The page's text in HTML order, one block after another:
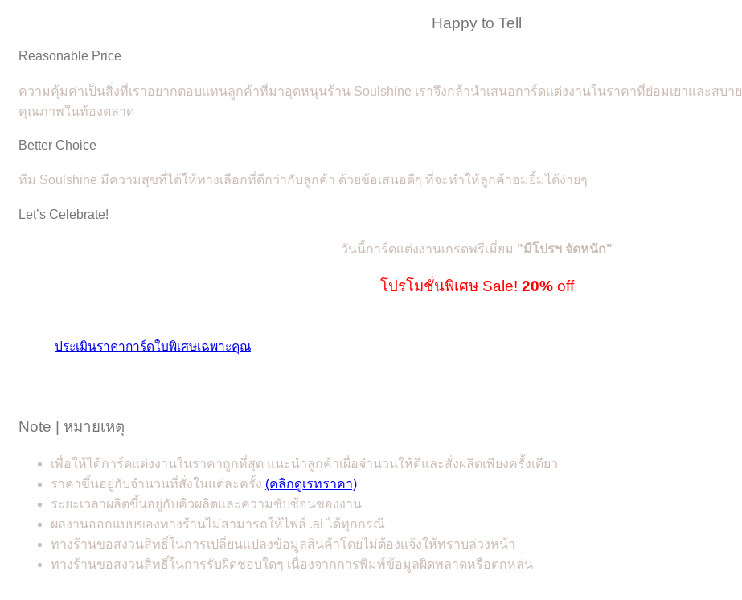
Happy to Tell
Reasonable Price
ความคุ้มค่าเป็นสิ่งที่เราอยากตอบแทนลูกค้าที่มาอุดหนุนร้าน Soulshine เราจึงกล้านำเสนอการ์ดแต่งงานในราคาที่ย่อมเยาและสบาย
คุณภาพในท้องตลาด
Better Choice
ทีม Soulshine มีความสุขที่ได้ให้ทางเลือกที่ดีกว่ากับลูกค้า ด้วยข้อเสนอดีๆ ที่จะทำให้ลูกค้าอมยิ้มได้ง่ายๆ
Let’s Celebrate!
วันนี้การ์ดแต่งงานเกรดพรีเมี่ยม "มีโปรฯ จัดหนัก"
โปรโมชั่นพิเศษ Sale! 20% off
ประเมินราคาการ์ดใบพิเศษเฉพาะคุณ
Note | หมายเหตุ
เพื่อให้ได้การ์ดแต่งงานในราคาถูกที่สุด แนะนำลูกค้าเผื่อจำนวนให้ดีและสั่งผลิตเพียงครั้งเดียว
ราคาขึ้นอยู่กับจำนวนที่สั่งในแต่ละครั้ง (คลิกดูเรทราคา)
ระยะเวลาผลิตขึ้นอยู่กับคิวผลิตและความซับซ้อนของงาน
ผลงานออกแบบของทางร้านไม่สามารถให้ไฟล์ .ai ได้ทุกกรณี
ทางร้านขอสงวนสิทธิ์ในการเปลี่ยนแปลงข้อมูลสินค้าโดยไม่ต้องแจ้งให้ทราบล่วงหน้า
ทางร้านขอสงวนสิทธิ์ในการรับผิดชอบใดๆ เนื่องจากการพิมพ์ข้อมูลผิดพลาดหรือตกหล่น